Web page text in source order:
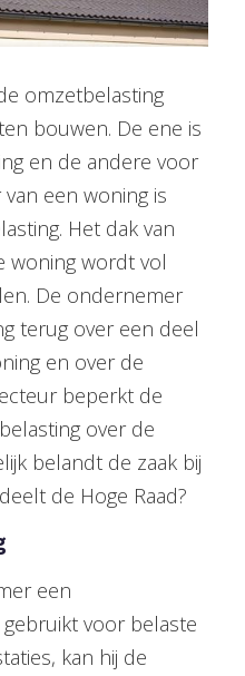
omzetbelasting
bouwen. De ene is
en de andere voor
een woning is
Het dak van
woning wordt vol
De ondernemer
terug over een deel
en over de
beperkt de
over de
belandt de zaak bij
de Hoge Raad?
een
voor belaste
kan hij de